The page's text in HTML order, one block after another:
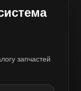
запчастей